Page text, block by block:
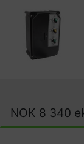
NOK 8 340